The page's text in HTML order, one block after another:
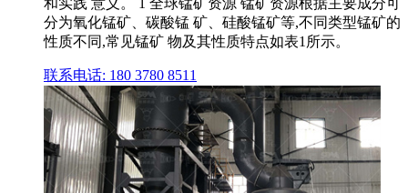
分为氧化锰矿、碳酸锰 矿、硅酸锰矿等,不同类型锰矿的
性质不同,常见锰矿 物及其性质特点如表1所示。
联系电话: 180 3780 8511